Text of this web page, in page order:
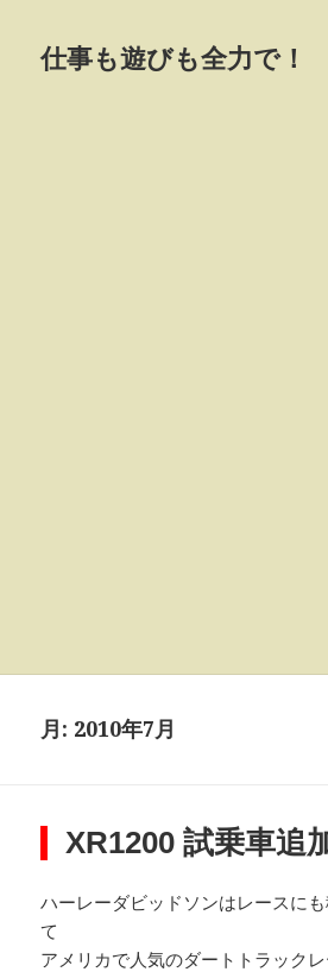
仕事も遊びも全力で！
月: 2010年7月
XR1200 試乗車追
ハーレーダビッドソンはレースに
て
アメリカで人気のダートトラック